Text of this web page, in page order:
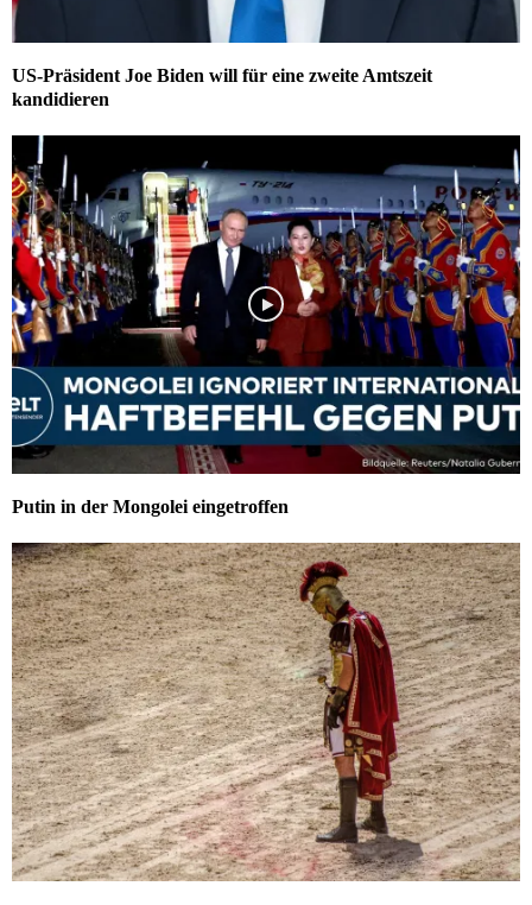
US-Präsident Joe Biden will für eine zweite Amtszeit
kandidieren
Putin in der Mongolei eingetroffen